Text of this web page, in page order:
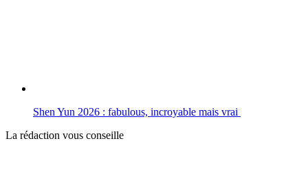
Shen Yun 2026 : fabulous, incroyable mais vrai
La rédaction vous conseille